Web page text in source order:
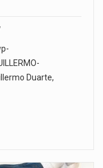
Duarte,